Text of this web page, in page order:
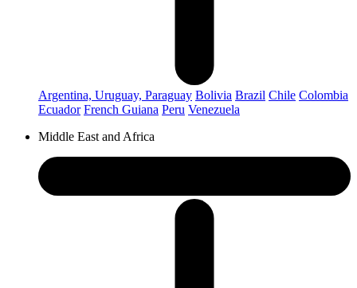
Argentina, Uruguay, Paraguay Bolivia Brazil Chile Colombia
Ecuador French Guiana Peru Venezuela
Middle East and Africa